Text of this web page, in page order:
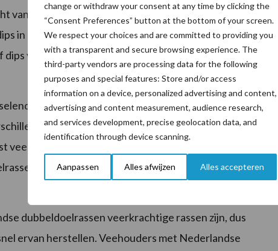
change or withdraw your consent at any time by clicking the
“Consent Preferences” button at the bottom of your screen.
We respect your choices and are committed to providing you
with a transparent and secure browsing experience. The
third-party vendors are processing data for the following
purposes and special features: Store and/or access
information on a device, personalized advertising and content,
advertising and content measurement, audience research,
and services development, precise geolocation data, and
identification through device scanning.
Aanpassen Alles afwijzen Alles accepteren
een koe bepaald aan de hand van gegevens over
in melkgift tijdens de lactatie geven een lage veerkracht
van slechts een korte periode een hoge veerkracht
omstandigheden of verstoringen (“veerkracht”) is
rassen te verschillen in hun fokwaarde voor
ras te zijn. Toch wordt dit ras op de voet
MRIJ, Blaarkop en Fries-Hollands. De Holstein
dubbeldoelrassen veerkrachtige rassen zijn, dus
ervan herstellen. Veehouders met Nederlandse